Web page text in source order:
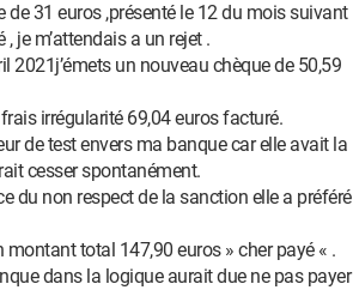
de 31 euros ,présenté le 12 du mois suivant
je m’attendais a un rejet .
2021j’émets un nouveau chèque de 50,59
irrégularité 69,04 euros facturé.
de test envers ma banque car elle avait la
cesser spontanément.
du non respect de la sanction elle a préféré
montant total 147,90 euros » cher payé « .
dans la logique aurait due ne pas payer